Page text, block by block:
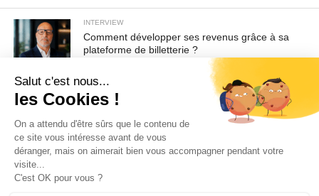
INTERVIEW
Comment développer ses revenus grâce à sa
plateforme de billetterie ?
Pour toute demande d'information ou de désabonnement :